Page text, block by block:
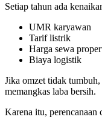
Setiap tahun ada
UMR karyawan
Tarif listrik
Harga sewa
Biaya logistik
Jika omzet tidak
memangkas laba bersih.
Karena itu, perencanaan